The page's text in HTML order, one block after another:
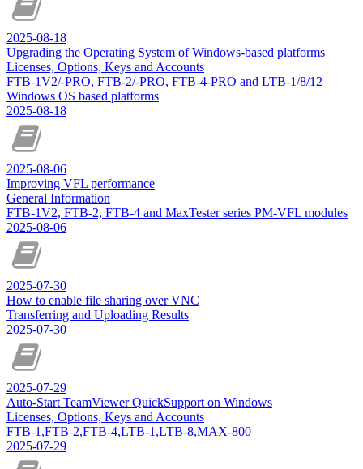
2025-08-18
Upgrading the Operating System of Windows-based platforms
Licenses, Options, Keys and Accounts
FTB-1V2/-PRO, FTB-2/-PRO, FTB-4-PRO and LTB-1/8/12
Windows OS based platforms
2025-08-18
2025-08-06
Improving VFL performance
General Information
FTB-1V2, FTB-2, FTB-4 and MaxTester series PM-VFL modules
2025-08-06
2025-07-30
How to enable file sharing over VNC
Transferring and Uploading Results
2025-07-30
2025-07-29
Auto-Start TeamViewer QuickSupport on Windows
Licenses, Options, Keys and Accounts
FTB-1,FTB-2,FTB-4,LTB-1,LTB-8,MAX-800
2025-07-29